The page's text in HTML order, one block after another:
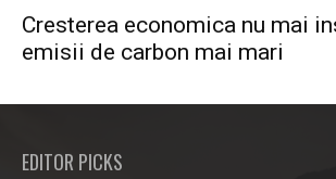
Cresterea economica nu mai
emisii de carbon mai mari
EDITOR PICKS